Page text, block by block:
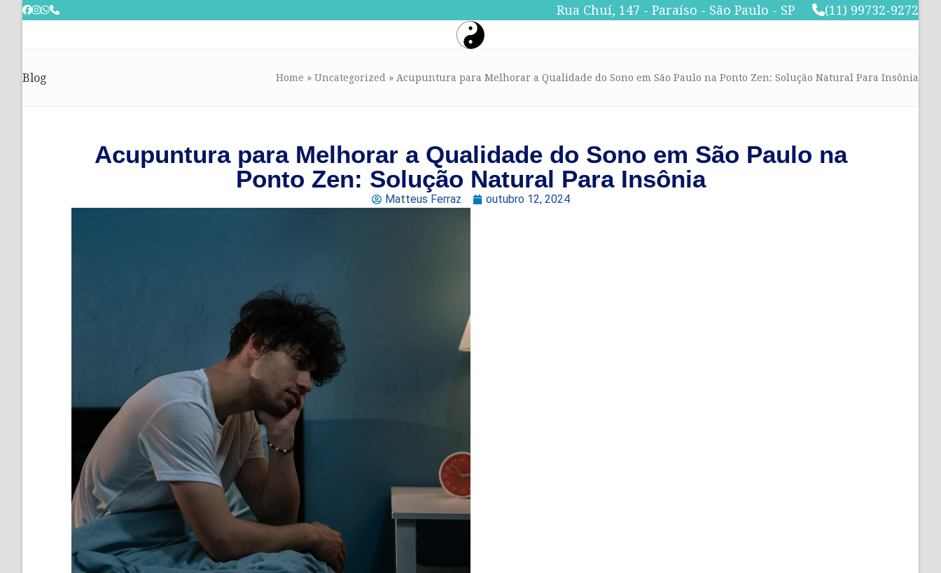
Skip
Rua Chuí, 147 - Paraíso - São Paulo - SP (11) 99732-9272
Blog Home » Uncategorized » Acupuntura para Melhorar a Qualidade do Sono em São Paulo na Ponto Zen: Solução Natural Para Insônia
Acupuntura para Melhorar a Qualidade do Sono em São Paulo na
Ponto Zen: Solução Natural Para Insônia
Matteus Ferraz outubro 12, 2024